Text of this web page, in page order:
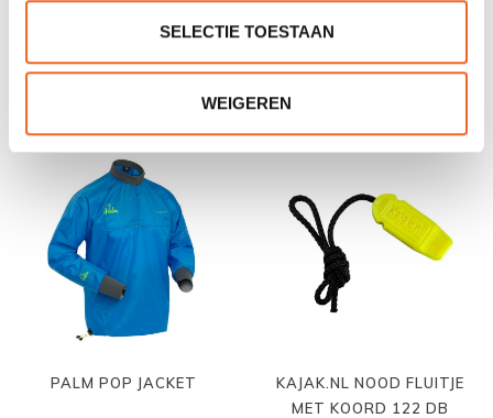
SELECTIE TOESTAAN
WEIGEREN
AQUA DESIGN SLIDER
€45,00€39,00
AQUARIUS MQ PLUS
€49,00€39,00
PALM POP JACKET
KAJAK.NL NOOD FLUITJE
MET KOORD 122 DB